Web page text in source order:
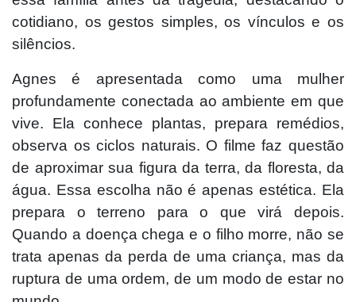
cotidiano, os gestos simples, os vínculos e os
silêncios.
Agnes é apresentada como uma mulher
profundamente conectada ao ambiente em que
vive. Ela conhece plantas, prepara remédios,
observa os ciclos naturais. O filme faz questão
de aproximar sua figura da terra, da floresta, da
água. Essa escolha não é apenas estética. Ela
prepara o terreno para o que virá depois.
Quando a doença chega e o filho morre, não se
trata apenas da perda de uma criança, mas da
ruptura de uma ordem, de um modo de estar no